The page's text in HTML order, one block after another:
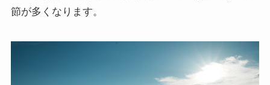
節が多くなります。